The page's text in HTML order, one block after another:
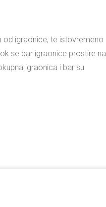
od igraonice, te istovremeno
se bar igraonice prostire na
igraonica i bar su